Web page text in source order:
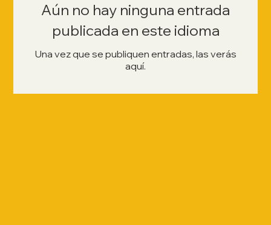
Aún no hay ninguna entrada
publicada en este idioma
Una vez que se publiquen entradas, las verás
aquí.